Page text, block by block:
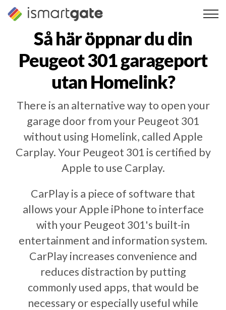
Hoppa
till
Så här öppnar du din
Peugeot 301garageport
utan Homelink?
There is an alternative way to open your
garage door from your Peugeot 301
without using Homelink, called Apple
Carplay. Your Peugeot 301 is certified by
Apple to use Carplay.
CarPlay is a piece of software that
allows your Apple iPhone to interface
with your Peugeot 301's built-in
entertainment and information system.
CarPlay increases convenience and
reduces distraction by putting
commonly used apps, that would be
necessary or especially useful while